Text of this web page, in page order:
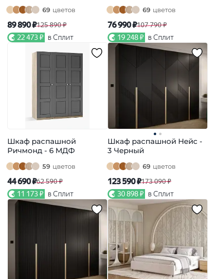
69 цветов
89 890 ₽125 890 ₽
22 473 ₽ в Сплит
69 цветов
76 990 ₽107 790 ₽
19 248 ₽ в Сплит
Шкаф распашной
Ричмонд - 6 МДФ
59 цветов
44 690 ₽62 590 ₽
11 173 ₽ в Сплит
Шкаф распашной Нейс -
3 Черный
69 цветов
123 590 ₽173 090 ₽
30 898 ₽ в Сплит